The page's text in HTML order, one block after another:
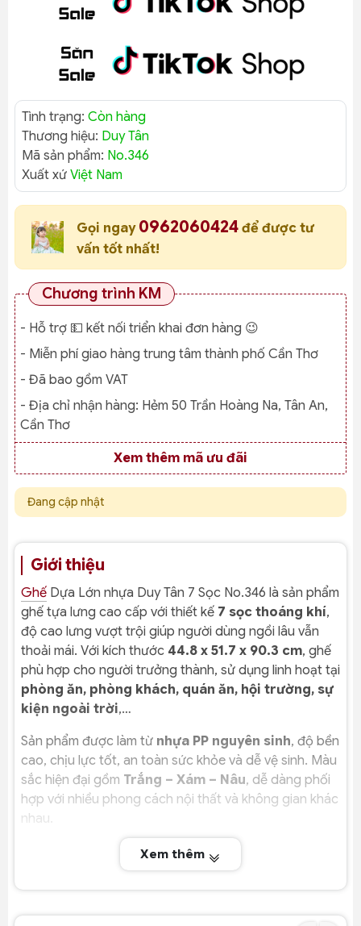
Tình trạng: Còn hàng
Thương hiệu: Duy Tân
Mã sản phẩm: No.346
Xuất xứ Việt Nam
Gọi ngay 0962060424 để được tư
vấn tốt nhất!
Chương trình KM
- Hỗ trợ 💵 kết nối triển khai đơn hàng 😉
- Miễn phí giao hàng trung tâm thành phố Cần Thơ
- Đã bao gồm VAT
- Địa chỉ nhận hàng: Hẻm 50 Trần Hoàng Na, Tân An,
Cần Thơ
Xem thêm mã ưu đãi
Đang cập nhật
Giới thiệu
Ghế Dựa Lớn nhựa Duy Tân 7 Sọc No.346 là sản phẩm
ghế tựa lưng cao cấp với thiết kế 7 sọc thoáng khí,
độ cao lưng vượt trội giúp người dùng ngồi lâu vẫn
thoải mái. Với kích thước 44.8 x 51.7 x 90.3 cm, ghế
phù hợp cho người trưởng thành, sử dụng linh hoạt tại
phòng ăn, phòng khách, quán ăn, hội trường, sự
kiện ngoài trời,…
Sản phẩm được làm từ nhựa PP nguyên sinh, độ bền
cao, chịu lực tốt, an toàn sức khỏe và dễ vệ sinh. Màu
sắc hiện đại gồm Trắng – Xám – Nâu, dễ dàng phối
hợp với nhiều phong cách nội thất và không gian khác
nhau.
Đặc điểm nổi bật
Tựa lưng cao – thoáng khí – thoải mái vượt trội
Xem thêm